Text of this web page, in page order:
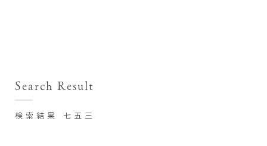
七五三お参り用着物レンタル
お宮参り写真撮影
検索結果 七五三
Search Result